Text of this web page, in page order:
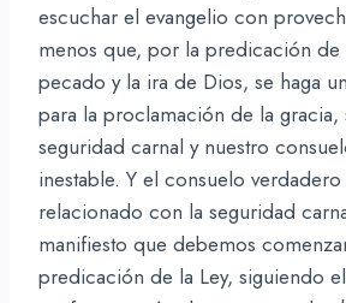
escuchar el evangelio con
menos que, por la predicación de
pecado y la ira de Dios, se haga
para la proclamación de la gracia,
seguridad carnal y nuestro
inestable. Y el consuelo
relacionado con la seguridad
manifiesto que debemos
predicación de la Ley, siguiendo